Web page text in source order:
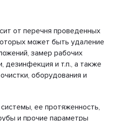
от перечня проведенных
может быть удаление
замер рабочих
дезинфекция и т.п., а также
оборудования и
ее протяженность,
и прочие параметры